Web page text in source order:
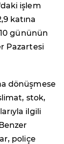
işlem
katına
10 gününün
Pazartesi
dönüşmese
stok,
ilgili
poliçe